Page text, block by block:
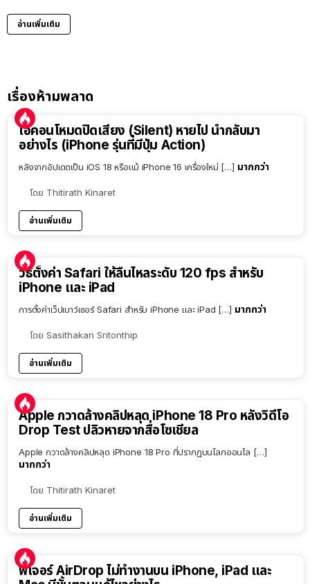
อ่านเพิ่มเติม
เรื่องห้ามพลาด
ไอคอนโหมดปิดเสียง (Silent) หายไป นำกลับมา
อย่างไร (iPhone รุ่นที่มีปุ่ม Action)
หลังจากอัปเดตเป็น iOS 18 หรือแม้ iPhone 16 เครื่องใหม่ […] มากกว่า
โดย Thitirath Kinaret
อ่านเพิ่มเติม
วิธีตั้งค่า Safari ให้ลื่นไหลระดับ 120 fps สำหรับ
iPhone และ iPad
การตั้งค่าเว็ปเบาว์เซอร์ Safari สำหรับ iPhone และ iPad […] มากกว่า
โดย Sasithakan Sritonthip
อ่านเพิ่มเติม
Apple กวาดล้างคลิปหลุด iPhone 18 Pro หลังวิดีโอ
Drop Test ปลิวหายจากสื่อโซเชียล
Apple กวาดล้างคลิปหลุด iPhone 18 Pro ที่ปรากฏบนโลกออนไล […]
มากกว่า
โดย Thitirath Kinaret
อ่านเพิ่มเติม
ฟีเจอร์ AirDrop ไม่ทำงานบน iPhone, iPad และ